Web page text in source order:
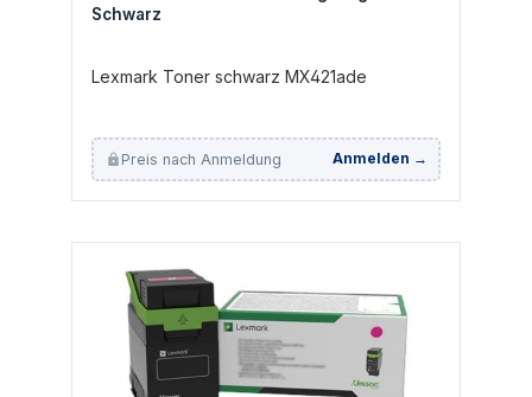
Schwarz
Lexmark Toner schwarz MX421ade
Preis nach Anmeldung Anmelden →